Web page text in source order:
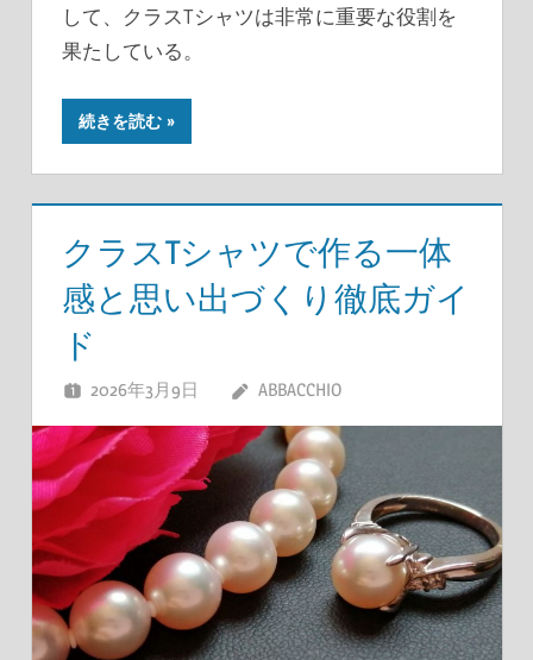
して、クラスTシャツは非常に重要な役割を
果たしている。
続きを読む
クラスTシャツで作る一体
感と思い出づくり徹底ガイ
ド
2026年3月9日 ABBACCHIO